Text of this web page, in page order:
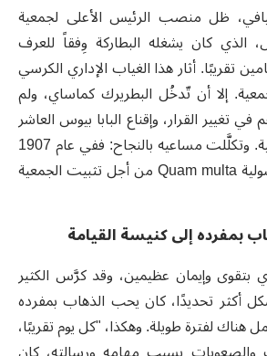
ظل منصب الرئيس الأعلى لجمعية
الذي كان يشغله البطاركة وِفقاً للعرف
تقريبًا. أثار هذا الغياب الإداري الكرسي
إلا أن تّدخُل البطريرك كماساي، ولم
تغيير القرار، وإقناع البابا بيوس العاشر
بضرورة وأهمية الجمعية. وتكلَّلت مساعيه بالنجاح: ففي عام 1907
نشر البابا الرسالة الرسولية Quam multa من أجل تثبيت الجمعية
بمفرده إلى كنيسة القيامة
بتقوى وإيمان عظيمين، وقد كرَّس الكثير
أكثر تحديدًا، كان يحب الذهاب بمفرده
هناك لفترة طويلة. وهكذا، "كل يوم تقريبًا،